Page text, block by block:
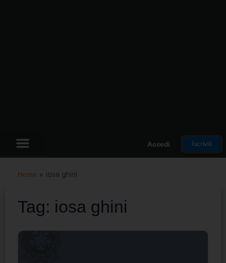
Accedi Iscriviti
Home » iosa ghini
Tag: iosa ghini